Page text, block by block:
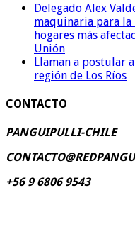
Delegado Alex
maquinaria para la
hogares más
Unión
Llaman a postular
región de Los Ríos
CONTACTO
PANGUIPULLI-CHILE
+56 9 6806 9543